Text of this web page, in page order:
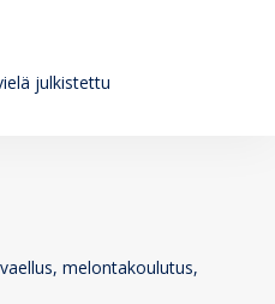
julkistettu
melontakoulutus,